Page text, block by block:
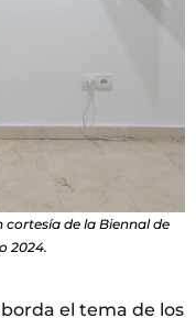
cortesía de la Biennal de
2024.
el tema de los